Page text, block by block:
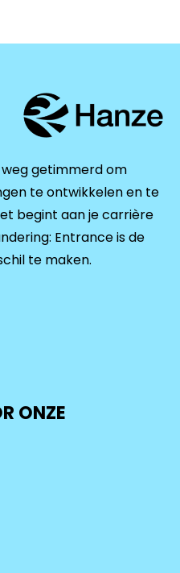
getimmerd om
te ontwikkelen en te
begint aan je carrière
Entrance is de
te maken.
ONZE